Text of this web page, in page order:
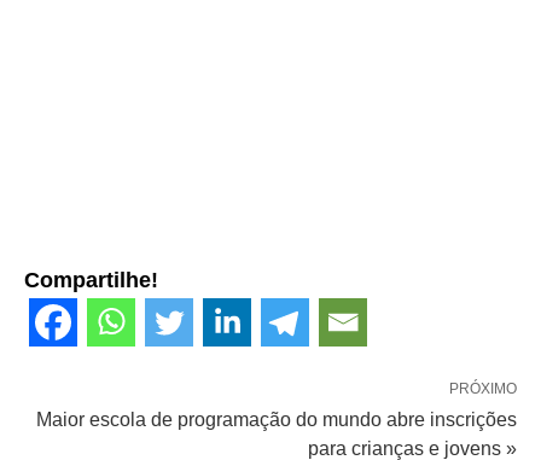
Compartilhe!
PRÓXIMO
Maior escola de programação do mundo abre inscrições
para crianças e jovens »